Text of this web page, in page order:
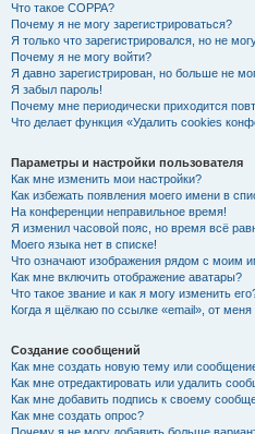
Что такое COPPA?
Почему я не могу зарегистрироваться?
Я только что зарегистрировался, но не
Почему я не могу войти?
Я давно зарегистрирован, но больше не
Я забыл пароль!
Почему мне периодически приходится
Что делает функция «Удалить cookies
Параметры и настройки пользователя
Как мне изменить мои настройки?
Как избежать появления моего имени в
На конференции неправильное время!
Я изменил часовой пояс, но время всё
Моего языка нет в списке!
Что означают изображения рядом с моим
Как мне включить отображение аватары?
Что такое звание и как я могу изменить
Когда я щёлкаю по ссылке «email», от
Создание сообщений
Как мне создать новую тему или
Как мне отредактировать или удалить
Как мне добавить подпись к своему
Как мне создать опрос?